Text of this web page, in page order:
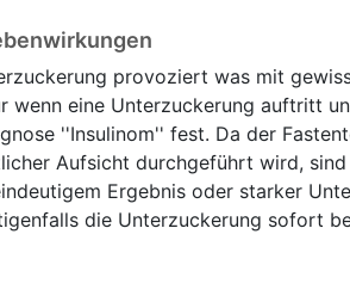
provoziert was mit
wenn eine Unterzuckerung auftritt
''Insulinom'' fest. Da der
Aufsicht durchgeführt wird,
Ergebnis oder starker
die Unterzuckerung sofort